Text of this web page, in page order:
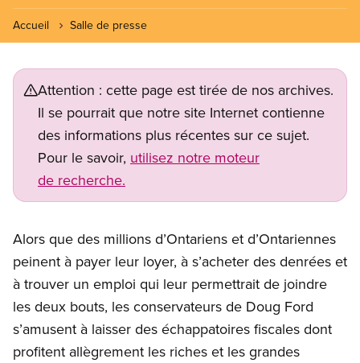
Accueil Salle de presse
Attention : cette page est tirée de nos archives.
Il se pourrait que notre site Internet contienne
des informations plus récentes sur ce sujet.
Pour le savoir, utilisez notre moteur
de recherche.
Alors que des millions d’Ontariens et d’Ontariennes
peinent à payer leur loyer, à s’acheter des denrées et
à trouver un emploi qui leur permettrait de joindre
les deux bouts, les conservateurs de Doug Ford
s’amusent à laisser des échappatoires fiscales dont
profitent allègrement les riches et les grandes